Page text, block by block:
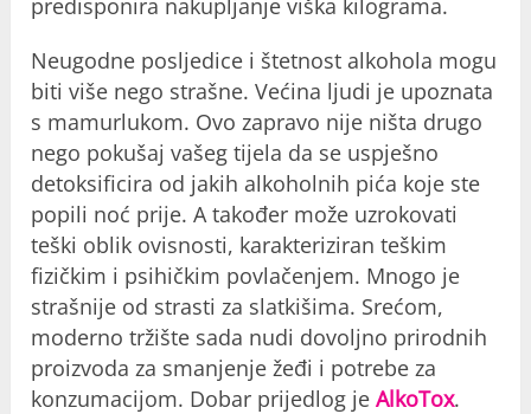
predisponira nakupljanje viška kilograma.
Neugodne posljedice i štetnost alkohola mogu
biti više nego strašne. Većina ljudi je upoznata
s mamurlukom. Ovo zapravo nije ništa drugo
nego pokušaj vašeg tijela da se uspješno
detoksificira od jakih alkoholnih pića koje ste
popili noć prije. A također može uzrokovati
teški oblik ovisnosti, karakteriziran teškim
fizičkim i psihičkim povlačenjem. Mnogo je
strašnije od strasti za slatkišima. Srećom,
moderno tržište sada nudi dovoljno prirodnih
proizvoda za smanjenje žeđi i potrebe za
konzumacijom. Dobar prijedlog jeAlkoTox.